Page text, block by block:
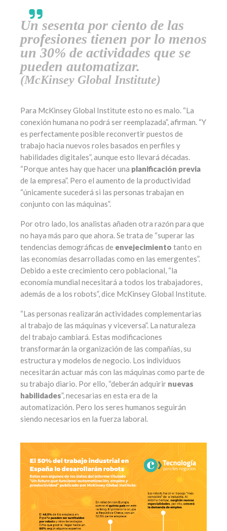
Un sesenta por ciento de las
profesiones tienen por lo menos
un 30% de actividades que se
pueden automatizar.
(McKinsey Global Institute)
Para McKinsey Global Institute esto no es malo. “La
conexión humana no podrá ser reemplazada”, afirman. “Y
es perfectamente posible reconvertir puestos de
trabajo hacia nuevos roles basados en perfiles y
habilidades digitales”, aunque esto llevará décadas.
“Porque antes hay que hacer una planificación previa
de la empresa”. Pero el aumento de la productividad
“únicamente sucederá si las personas trabajan en
conjunto con las máquinas”.
Por otro lado, los analistas añaden otra razón para que
no haya más paro que ahora. Se trata de “superar las
tendencias demográficas de envejecimiento tanto en
las economías desarrolladas como en las emergentes”.
Debido a este crecimiento cero poblacional, “la
economía mundial necesitará a todos los trabajadores,
además de a los robots”, dice McKinsey Global Institute.
“Las personas realizarán actividades complementarias
al trabajo de las máquinas y viceversa”. La naturaleza
del trabajo cambiará. Estas modificaciones
transformarán la organización de las compañías, su
estructura y modelos de negocio. Los individuos
necesitarán actuar más con las máquinas como parte de
su trabajo diario. Por ello, “deberán adquirir nuevas
habilidades”, necesarias en esta era de la
automatización. Pero los seres humanos seguirán
siendo necesarios en la fuerza laboral.